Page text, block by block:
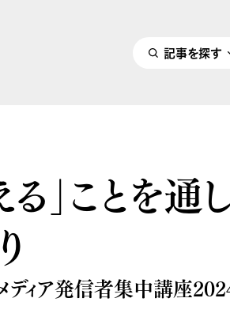
記事を探す
る」ことを
ィア発信者集中講座